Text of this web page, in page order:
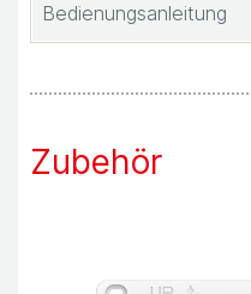
Bedienungsanleitung
Zubehör